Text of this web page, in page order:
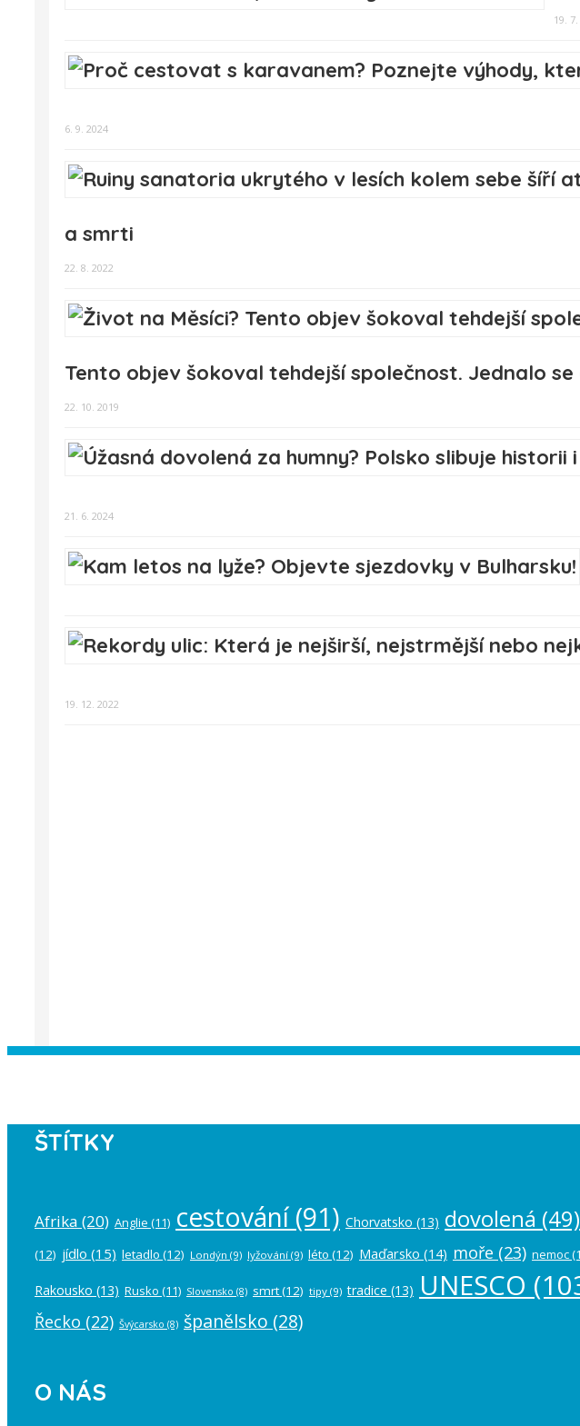
19.
6. 9. 2024
a smrti
22. 8. 2022
Tento objev šokoval tehdejší společnost. Jednalo
22. 10. 2019
21. 6. 2024
19. 12. 2022
ŠTÍTKY
Afrika (20) Anglie (11) cestování(91) Chorvatsko (13) dovolená (49)
(12) jídlo (15) letadlo (12) Londýn (9) lyžování (9) léto (12) Maďarsko (14) moře (23) nemoc
Rakousko (13) Rusko (11) Slovensko (8) smrt(12) tipy (9) tradice (13) UNESCO
Řecko (22) Švýcarsko (8) španělsko (28)
O NÁS